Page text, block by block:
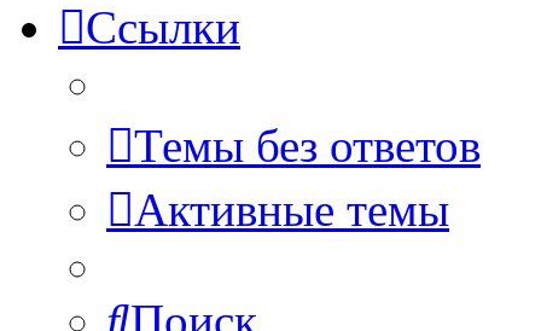
Ссылки
Темы без ответов
Активные темы